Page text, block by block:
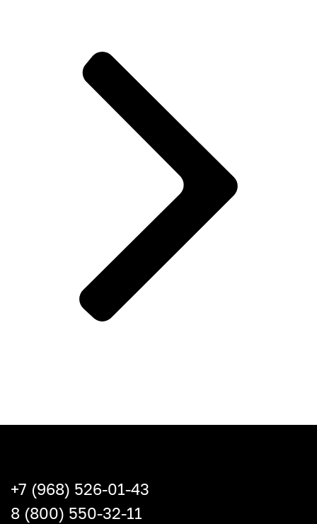
+7 (968) 526-01-43
8 (800) 550-32-11